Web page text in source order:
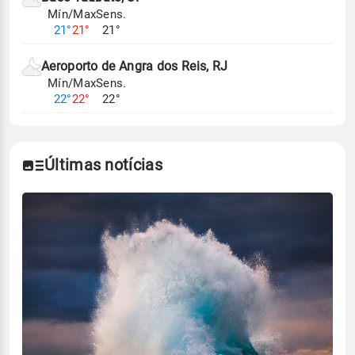
Mín/Max
21°21°
Sens.
21°
Aeroporto de Angra dos Reis, RJ
Mín/Max
22°22°
Sens.
22°
Últimas notícias